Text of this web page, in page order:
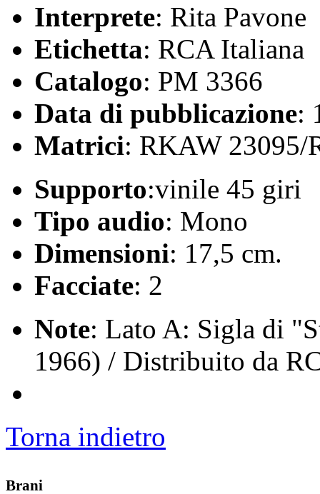
Interprete: Rita Pavone
Etichetta: RCA Italiana
Catalogo: PM 3366
Data di pubblicazione:
Matrici: RKAW 23095/
Supporto:vinile 45 giri
Tipo audio: Mono
Dimensioni: 17,5 cm.
Facciate: 2
Note: Lato A: Sigla di
1966) / Distribuito da
Torna indietro
Brani